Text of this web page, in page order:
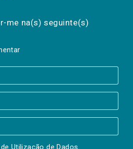
me na(s) seguinte(s)
Utilização de Dados.